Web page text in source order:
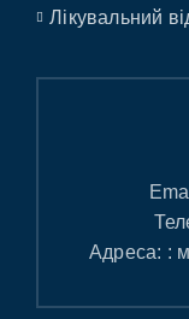
Лікувальний
Адреса: :